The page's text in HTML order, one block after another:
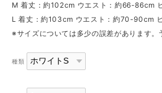
M 着丈：約102cm ウエスト：約66-86cm
L 着丈：約103cm ウエスト：約70-90cm
※サイズについては多少の誤差があります。
種類